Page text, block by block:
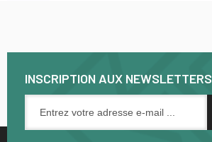
INSCRIPTION AUX NEWSLETTERS